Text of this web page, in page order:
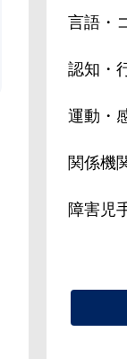
言語・
認知・
運動・
関係機
障害児